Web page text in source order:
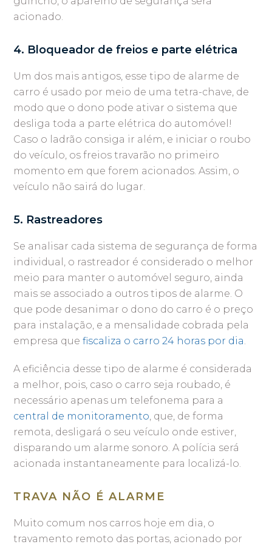
acionado.
4. Bloqueador de freios e parte elétrica
Um dos mais antigos, esse tipo de alarme de
carro é usado por meio de uma tetra-chave, de
modo que o dono pode ativar o sistema que
desliga toda a parte elétrica do automóvel!
Caso o ladrão consiga ir além, e iniciar o roubo
do veículo, os freios travarão no primeiro
momento em que forem acionados. Assim, o
veículo não sairá do lugar.
5. Rastreadores
Se analisar cada sistema de segurança de forma
individual, o rastreador é considerado o melhor
meio para manter o automóvel seguro, ainda
mais se associado a outros tipos de alarme. O
que pode desanimar o dono do carro é o preço
para instalação, e a mensalidade cobrada pela
empresa quefiscaliza o carro 24 horas por dia.
A eficiência desse tipo de alarme é considerada
a melhor, pois, caso o carro seja roubado, é
necessário apenas um telefonema para a
central de monitoramento, que, de forma
remota, desligará o seu veículo onde estiver,
disparando um alarme sonoro. A polícia será
acionada instantaneamente para localizá-lo.
TRAVA NÃO É ALARME
Muito comum nos carros hoje em dia, o
travamento remoto das portas, acionado por